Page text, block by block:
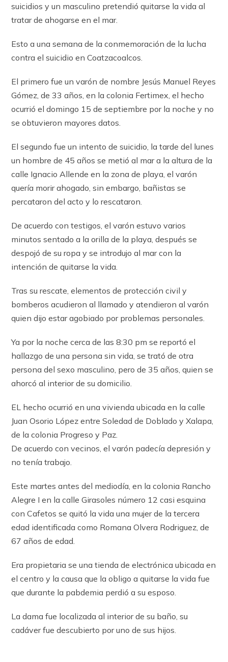
suicidios y un masculino pretendió quitarse la vida al
tratar de ahogarse en el mar.
Esto a una semana de la conmemoración de la lucha
contra el suicidio en Coatzacoalcos.
El primero fue un varón de nombre Jesús Manuel Reyes
Gómez, de 33 años, en la colonia Fertimex, el hecho
ocurrió el domingo 15 de septiembre por la noche y no
se obtuvieron mayores datos.
El segundo fue un intento de suicidio, la tarde del lunes
un hombre de 45 años se metió al mar a la altura de la
calle Ignacio Allende en la zona de playa, el varón
quería morir ahogado, sin embargo, bañistas se
percataron del acto y lo rescataron.
De acuerdo con testigos, el varón estuvo varios
minutos sentado a la orilla de la playa, después se
despojó de su ropa y se introdujo al mar con la
intención de quitarse la vida.
Tras su rescate, elementos de protección civil y
bomberos acudieron al llamado y atendieron al varón
quien dijo estar agobiado por problemas personales.
Ya por la noche cerca de las 8:30 pm se reportó el
hallazgo de una persona sin vida, se trató de otra
persona del sexo masculino, pero de 35 años, quien se
ahorcó al interior de su domicilio.
EL hecho ocurrió en una vivienda ubicada en la calle
Juan Osorio López entre Soledad de Doblado y Xalapa,
de la colonia Progreso y Paz.
De acuerdo con vecinos, el varón padecía depresión y
no tenía trabajo.
Este martes antes del mediodía, en la colonia Rancho
Alegre I en la calle Girasoles número 12 casi esquina
con Cafetos se quitó la vida una mujer de la tercera
edad identificada como Romana Olvera Rodriguez, de
67 años de edad.
Era propietaria se una tienda de electrónica ubicada en
el centro y la causa que la obligo a quitarse la vida fue
que durante la pabdemia perdió a su esposo.
La dama fue localizada al interior de su baño, su
cadáver fue descubierto por uno de sus hijos.